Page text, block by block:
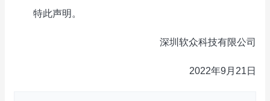
特此声明。
深圳软众科技有限公司
2022年9月21日